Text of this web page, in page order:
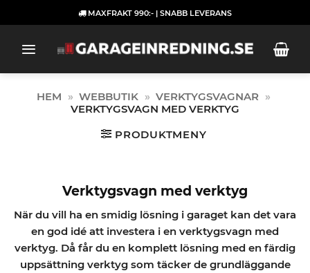
to
MAXFRAKT 990:- | SNABB LEVERANS
HEM » WEBBUTIK » VERKTYGSVAGNAR »
VERKTYGSVAGN MED VERKTYG
PRODUKTMENY
Verktygsvagn med verktyg
När du vill ha en smidig lösning i garaget kan det vara
en god idé att investera i en verktygsvagn med
verktyg. Då får du en komplett lösning med en färdig
uppsättning verktyg som täcker de grundläggande